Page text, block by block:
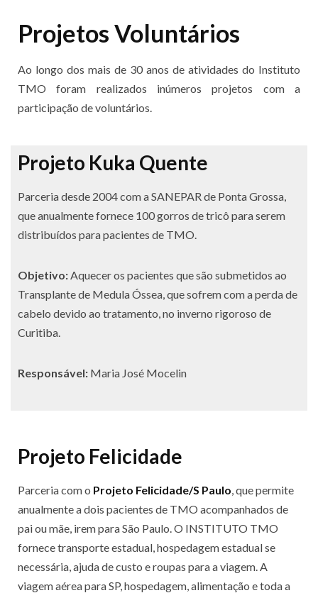
Projetos Voluntários
Ao longo dos mais de 30 anos de atividades do Instituto
TMO foram realizados inúmeros projetos com a
participação de voluntários.
Projeto Kuka Quente
Parceria desde 2004 com a SANEPAR de Ponta Grossa,
que anualmente fornece 100 gorros de tricô para serem
distribuídos para pacientes de TMO.
Objetivo:Aquecer os pacientes que são submetidos ao
Transplante de Medula Óssea, que sofrem com a perda de
cabelo devido ao tratamento, no inverno rigoroso de
Curitiba.
Responsável: Maria José Mocelin
Projeto Felicidade
Parceria com o Projeto Felicidade/S Paulo, que permite
anualmente a dois pacientes de TMO acompanhados de
pai ou mãe, irem para São Paulo. O INSTITUTO TMO
fornece transporte estadual, hospedagem estadual se
necessária, ajuda de custo e roupas para a viagem. A
viagem aérea para SP, hospedagem, alimentação e toda a